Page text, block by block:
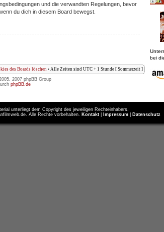
und die verwandten Regelungen, bevor
du dich in diesem Board bewegst.
des Boards löschen • Alle Zeiten sind UTC + 1 Stunde [ Sommerzeit ]
2007 phpBB Group
phpBB.de
bei
unterliegt dem Copyright des jeweiligen Rechteinhabers.
Alle Rechte vorbehalten.
Kontakt Impressum Datenschutz